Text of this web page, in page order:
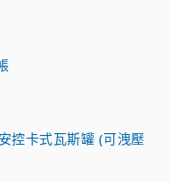
控卡式瓦斯罐 (可洩壓